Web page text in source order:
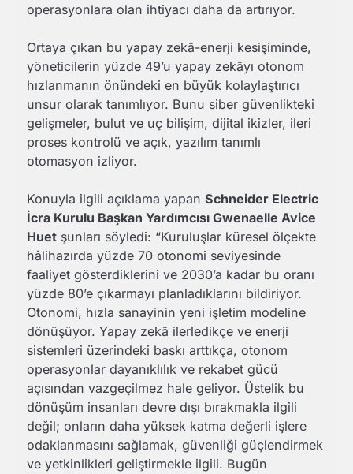
operasyonlara olan ihtiyacı daha da artırıyor.
Ortaya çıkan bu yapay zekâ-enerji kesişiminde,
yöneticilerin yüzde 49’u yapay zekâyı otonom
hızlanmanın önündeki en büyük kolaylaştırıcı
unsur olarak tanımlıyor. Bunu siber güvenlikteki
gelişmeler, bulut ve uç bilişim, dijital ikizler, ileri
proses kontrolü ve açık, yazılım tanımlı
otomasyon izliyor.
Konuyla ilgili açıklama yapan Schneider Electric
İcra Kurulu Başkan Yardımcısı Gwenaelle Avice
Huet şunları söyledi: “Kuruluşlar küresel ölçekte
hâlihazırda yüzde 70 otonomi seviyesinde
faaliyet gösterdiklerini ve 2030’a kadar bu oranı
yüzde 80’e çıkarmayı planladıklarını bildiriyor.
Otonomi, hızla sanayinin yeni işletim modeline
dönüşüyor. Yapay zekâ ilerledikçe ve enerji
sistemleri üzerindeki baskı arttıkça, otonom
operasyonlar dayanıklılık ve rekabet gücü
açısından vazgeçilmez hale geliyor. Üstelik bu
dönüşüm insanları devre dışı bırakmakla ilgili
değil; onların daha yüksek katma değerli işlere
odaklanmasını sağlamak, güvenliği güçlendirmek
ve yetkinlikleri geliştirmekle ilgili. Bugün